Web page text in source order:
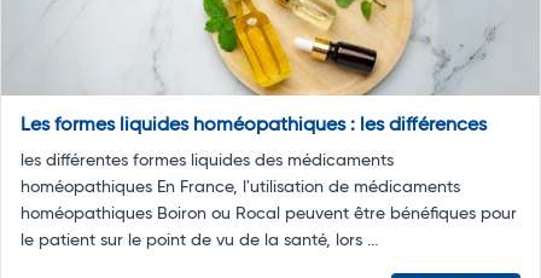
Les formes liquides homéopathiques : les différences
les différentes formes liquides des médicaments
homéopathiques En France, l'utilisation de médicaments
homéopathiques Boiron ou Rocal peuvent être bénéfiques pour
le patient sur le point de vu de la santé, lors ...